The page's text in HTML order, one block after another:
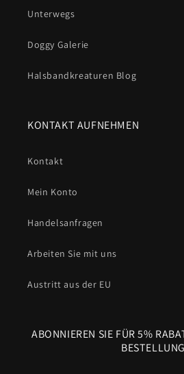
Unterwegs
Doggy Galerie
Halsbandkreaturen Blog
KONTAKT AUFNEHMEN
Kontakt
Mein Konto
Handelsanfragen
Arbeiten Sie mit uns
Austritt aus der EU
ABONNIEREN SIE FÜR 5%
BESTELLUNG